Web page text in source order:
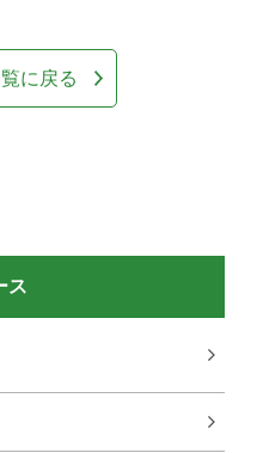
ス
に戻る